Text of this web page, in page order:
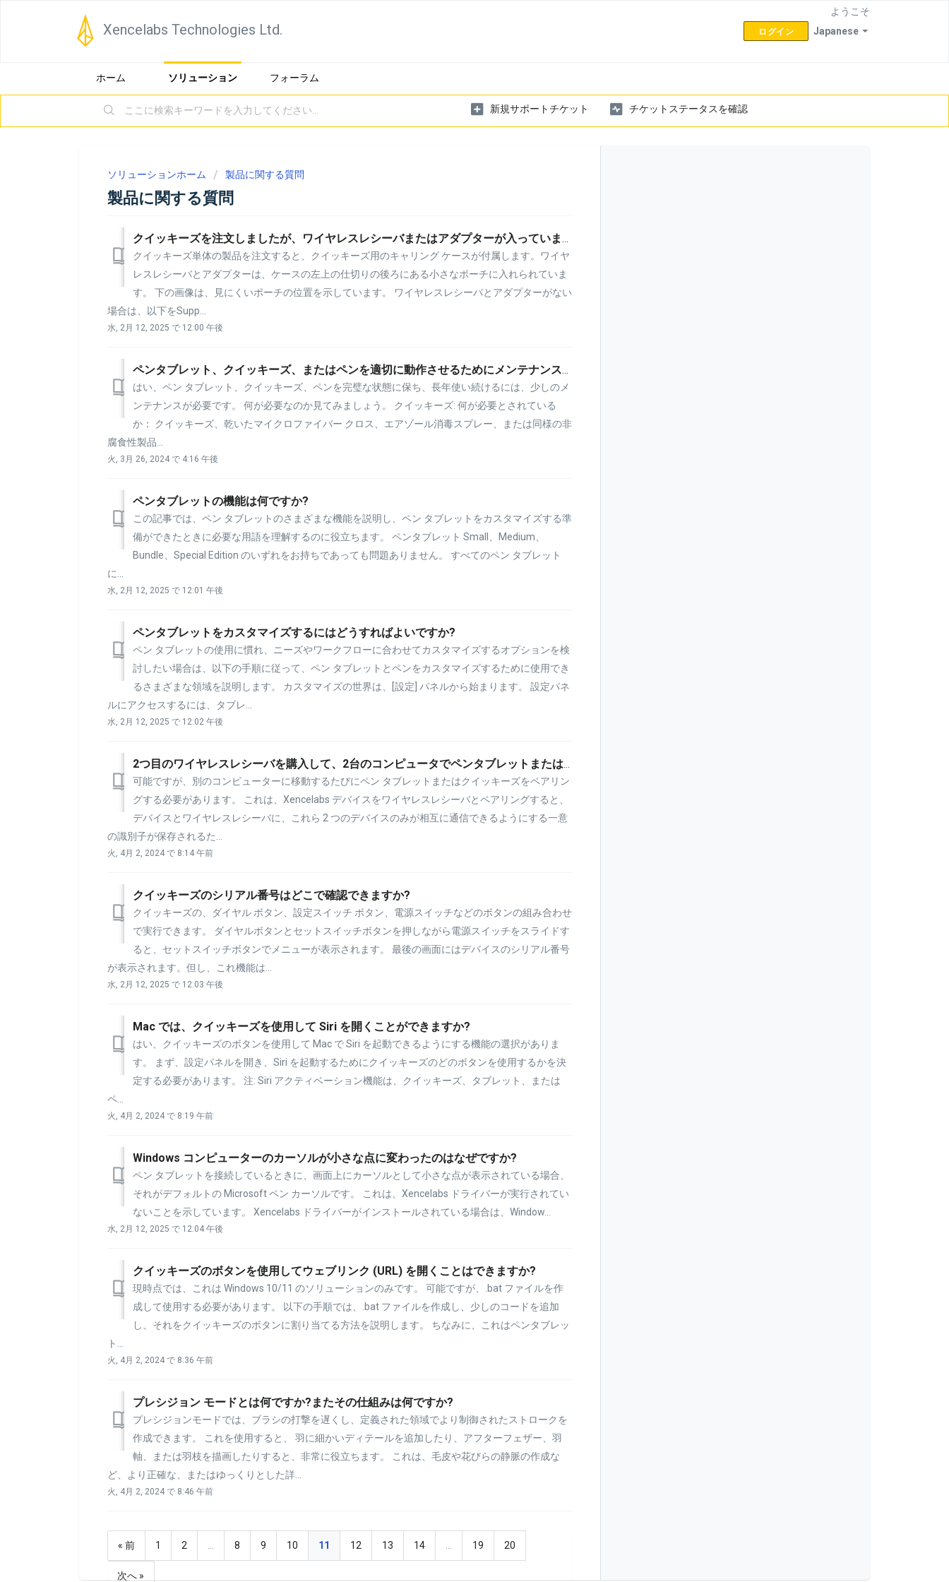
Xencelabs Technologies Ltd. Japanese
ようこそ
ログイン
ホーム ソリューション フォーラム
新規サポートチケット チケットステータスを確認
ソリューションホーム 製品に関する質問
製品に関する質問
クイッキーズ単体の製品を注文すると、クイッキーズ用のキャリング ケースが付属します。ワイヤ
レスレシーバとアダプターは、ケースの左上の仕切りの後ろにある小さなポーチに入れられていま
す。 下の画像は、見にくいポーチの位置を示しています。 ワイヤレスレシーバとアダプターがない
場合は、以下をSupp...
水, 2月 12, 2025 で 12:00 午後
はい、ペン タブレット、クイッキーズ、ペンを完璧な状態に保ち、長年使い続けるには、少しのメ
ンテナンスが必要です。 何が必要なのか見てみましょう。 クイッキーズ: 何が必要とされている
か： クイッキーズ、乾いたマイクロファイバー クロス、エアゾール消毒スプレー、または同様の非
腐食性製品...
火, 3月 26, 2024 で 4:16 午後
ペンタブレットの機能は何ですか?
この記事では、ペン タブレットのさまざまな機能を説明し、ペン タブレットをカスタマイズする準
備ができたときに必要な用語を理解するのに役立ちます。 ペンタブレット Small、Medium、
Bundle、Special Edition のいずれをお持ちであっても問題ありません。 すべてのペン タブレット
に...
水, 2月 12, 2025 で 12:01 午後
ペンタブレットをカスタマイズするにはどうすればよいですか?
ペン タブレットの使用に慣れ、ニーズやワークフローに合わせてカスタマイズするオプションを検
討したい場合は、以下の手順に従って、ペン タブレットとペンをカスタマイズするために使用でき
るさまざまな領域を説明します。 カスタマイズの世界は、[設定] パネルから始まります。 設定パネ
ルにアクセスするには、タブレ...
水, 2月 12, 2025 で 12:02 午後
可能ですが、別のコンピューターに移動するたびにペン タブレットまたはクイッキーズをペアリン
グする必要があります。 これは、Xencelabs デバイスをワイヤレスレシーバとペアリングすると、
デバイスとワイヤレスレシーバに、これら 2 つのデバイスのみが相互に通信できるようにする一意
の識別子が保存されるた...
火, 4月 2, 2024 で 8:14 午前
クイッキーズのシリアル番号はどこで確認できますか?
クイッキーズの、ダイヤル ボタン、設定スイッチ ボタン、電源スイッチなどのボタンの組み合わせ
で実行できます。 ダイヤルボタンとセットスイッチボタンを押しながら電源スイッチをスライドす
ると、セットスイッチボタンでメニューが表示されます。 最後の画面にはデバイスのシリアル番号
が表示されます。但し、これ機能は...
水, 2月 12, 2025 で 12:03 午後
Mac では、クイッキーズを使用して Siri を開くことができますか?
はい、クイッキーズのボタンを使用して Mac で Siri を起動できるようにする機能の選択がありま
す。 まず、設定パネルを開き、Siri を起動するためにクイッキーズのどのボタンを使用するかを決
定する必要があります。 注: Siri アクティベーション機能は、クイッキーズ、タブレット、または
ペ...
火, 4月 2, 2024 で 8:19 午前
Windows コンピューターのカーソルが小さな点に変わったのはなぜですか?
ペン タブレットを接続しているときに、画面上にカーソルとして小さな点が表示されている場合、
それがデフォルトの Microsoft ペン カーソルです。 これは、Xencelabs ドライバーが実行されてい
ないことを示しています。 Xencelabs ドライバーがインストールされている場合は、Window...
水, 2月 12, 2025 で 12:04 午後
クイッキーズのボタンを使用してウェブリンク (URL) を開くことはできますか?
現時点では、これは Windows 10/11 のソリューションのみです。 可能ですが、.bat ファイルを作
成して使用する必要があります。 以下の手順では、.bat ファイルを作成し、少しのコードを追加
し、それをクイッキーズのボタンに割り当てる方法を説明します。 ちなみに、これはペンタブレッ
ト...
火, 4月 2, 2024 で 8:36 午前
プレシジョン モードとは何ですか?またその仕組みは何ですか?
プレシジョンモードでは、ブラシの打撃を遅くし、定義された領域でより制御されたストロークを
作成できます。 これを使用すると、 羽に細かいディテールを追加したり、アフターフェザー、羽
軸、または羽枝を描画したりすると、非常に役立ちます。 これは、毛皮や花びらの静脈の作成な
ど、より正確な、またはゆっくりとした詳...
火, 4月 2, 2024 で 8:46 午前
« 前 1 2 8 9 10 11 12 13 14 19 20
次へ »